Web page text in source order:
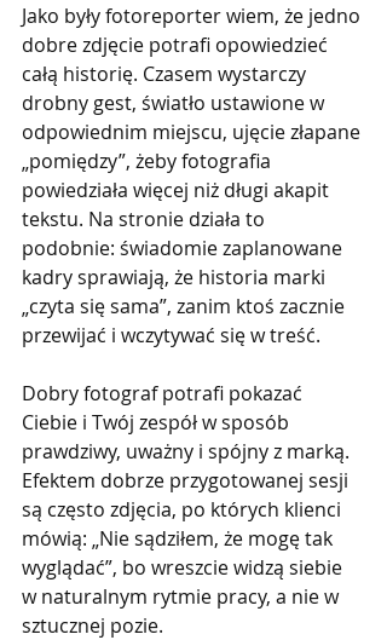
Jako były fotoreporter wiem, że jedno
dobre zdjęcie potrafi opowiedzieć
całą historię. Czasem wystarczy
drobny gest, światło ustawione w
odpowiednim miejscu, ujęcie złapane
„pomiędzy”, żeby fotografia
powiedziała więcej niż długi akapit
tekstu. Na stronie działa to
podobnie: świadomie zaplanowane
kadry sprawiają, że historia marki
„czyta się sama”, zanim ktoś zacznie
przewijać i wczytywać się w treść.
Dobry fotograf potrafi pokazać
Ciebie i Twój zespół w sposób
prawdziwy, uważny i spójny z marką.
Efektem dobrze przygotowanej sesji
są często zdjęcia, po których klienci
mówią: „Nie sądziłem, że mogę tak
wyglądać”, bo wreszcie widzą siebie
w naturalnym rytmie pracy, a nie w
sztucznej pozie.